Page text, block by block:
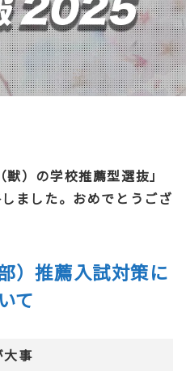
）の学校推薦型選抜」
ました。おめでとうござ
）推薦入試対策に
て
大事